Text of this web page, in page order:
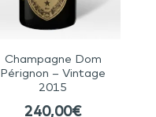
Champagne Dom
Pérignon – Vintage
2015
240,00€